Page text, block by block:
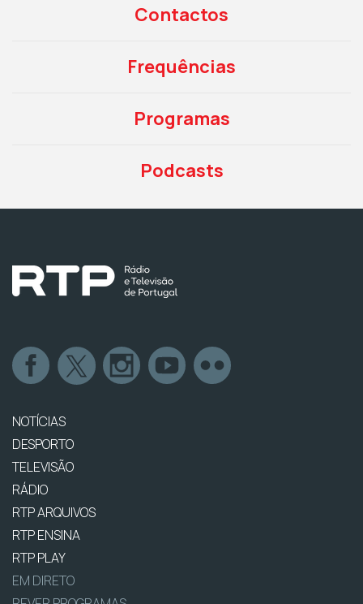
Contactos
Frequências
Programas
Podcasts
NOTÍCIAS
DESPORTO
TELEVISÃO
RÁDIO
RTP ARQUIVOS
RTP ENSINA
RTP PLAY
EM DIRETO